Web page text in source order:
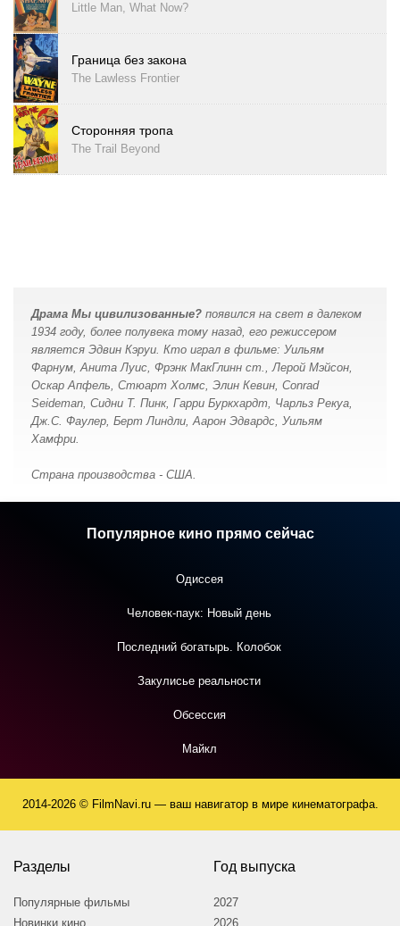
Little Man, What Now?
Граница без закона
The Lawless Frontier
Сторонняя тропа
The Trail Beyond
Драма Мы цивилизованные? появился на свет в далеком
1934 году, более полувека тому назад, его режиссером
является Эдвин Кэруи. Кто играл в фильме: Уильям
Фарнум, Анита Луис, Фрэнк МакГлинн ст., Лерой Мэйсон,
Оскар Апфель, Стюарт Холмс, Элин Кевин, Conrad
Seideman, Сидни Т. Пинк, Гарри Буркхардт, Чарльз Рекуа,
Дж.С. Фаулер, Берт Линдли, Аарон Эдвардс, Уильям
Хамфри.
Страна производства - США.
Популярное кино прямо сейчас
Одиссея
Человек-паук: Новый день
Последний богатырь. Колобок
Закулисье реальности
Обсессия
Майкл
2014-2026 © FilmNavi.ru — ваш навигатор в мире кинематографа.
Разделы
Популярные фильмы
Новинки кино
Год выпуска
2027
2026